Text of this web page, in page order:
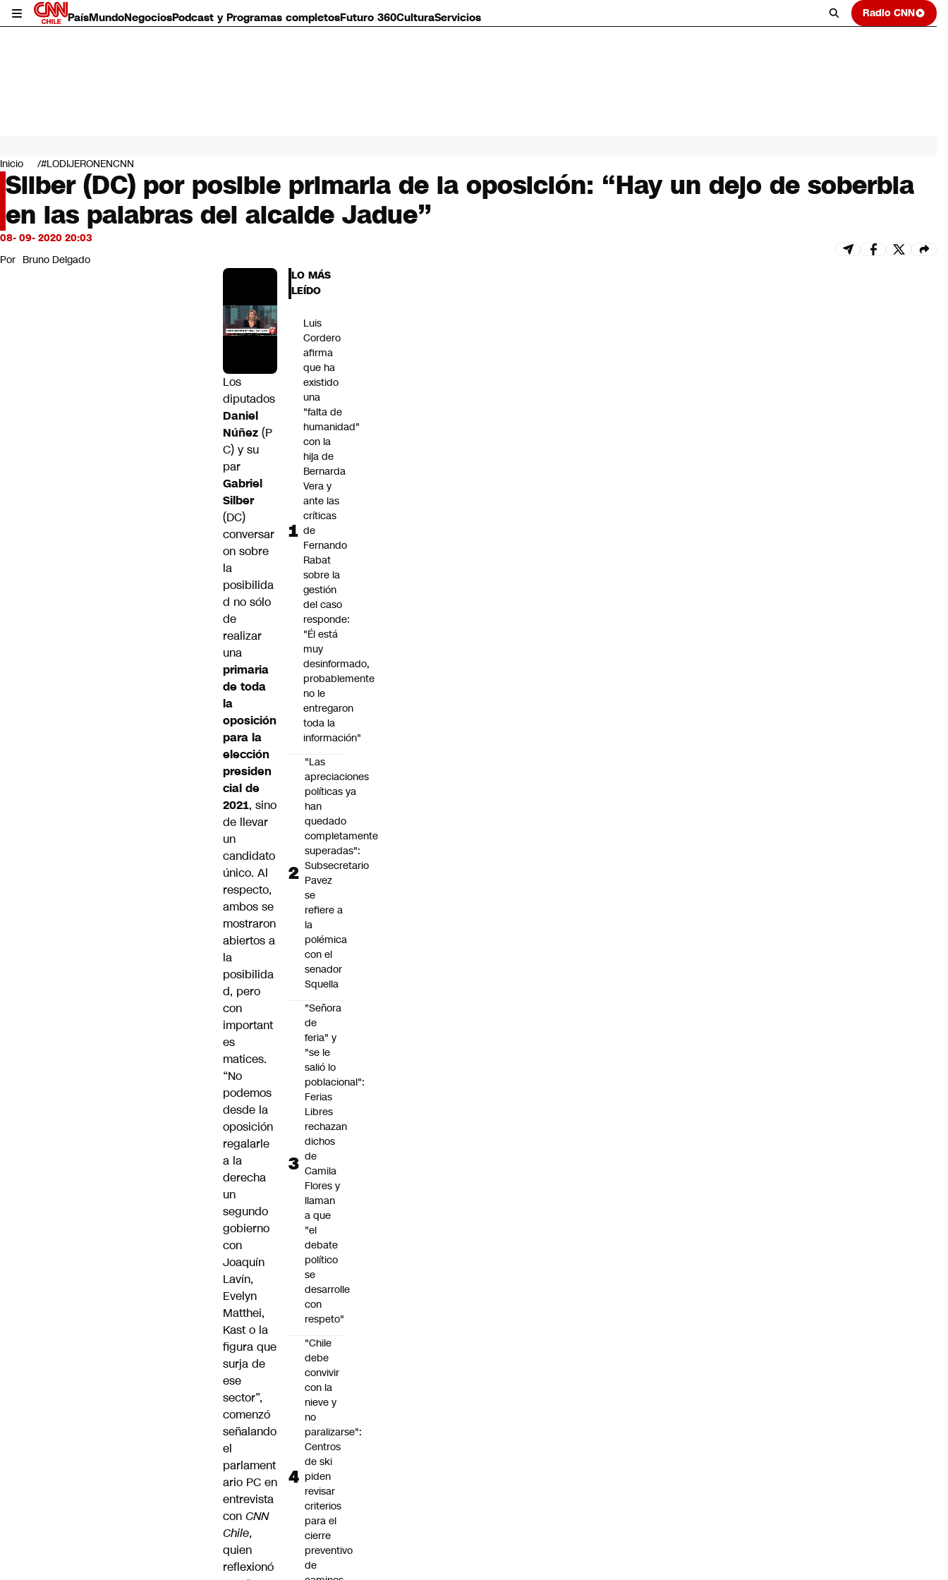
PaísMundoNegociosPodcast y Programas completosFuturo 360CulturaServicios Radio CNN
Mundo
Negocios
Deportes
Programas completos
Cultura
Servicios
Bits
CNN Data
Inicio #LODIJERONENCNN
Silber (DC) por posible primaria de la oposición: “Hay un dejo de soberbia
en las palabras del alcalde Jadue”
08- 09- 2020 20:03
Por Bruno Delgado
Los
diputados
Daniel
Núñez (P
C) y su
par
Gabriel
Silber
(DC)
conversar
on sobre
la
posibilida
d no sólo
de
realizar
una
primaria
de toda
la
oposición
para la
elección
presiden
cial de
2021, sino
de llevar
un
candidato
único. Al
respecto,
ambos se
mostraron
abiertos a
la
posibilida
d, pero
con
important
es
matices.
“No
podemos
desde la
oposición
regalarle
a la
derecha
un
segundo
gobierno
con
Joaquín
Lavín,
Evelyn
Matthei,
Kast o la
figura que
surja de
ese
sector”,
comenzó
señalando
el
parlament
ario PC en
entrevista
con CNN
Chile,
quien
reflexionó
LO MÁS
LEÍDO
Luis
Cordero
afirma
que ha
existido
una
"falta de
humanidad"
con la
hija de
Bernarda
Vera y
ante las
críticas
de
Fernando
Rabat
sobre la
gestión
del caso
responde:
"Él está
muy
desinformado,
probablemente
no le
entregaron
toda la
información"
"Las
apreciaciones
políticas ya
han
quedado
completamente
superadas":
Subsecretario
Pavez
se
refiere a
la
polémica
con el
senador
Squella
"Señora
de
feria" y
"se le
salió lo
poblacional":
Ferias
Libres
rechazan
dichos
de
Camila
Flores y
llaman
a que
"el
debate
político
se
desarrolle
con
respeto"
"Chile
debe
convivir
con la
nieve y
no
paralizarse":
Centros
de ski
piden
revisar
criterios
para el
cierre
preventivo
de